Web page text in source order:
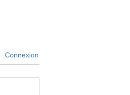
Connexion